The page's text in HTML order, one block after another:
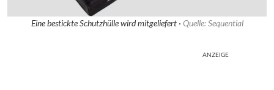
Eine bestickte Schutzhülle wird mitgeliefert · Quelle: Sequential
ANZEIGE